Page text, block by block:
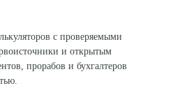
с проверяемыми
и открытым
прорабов и бухгалтеров